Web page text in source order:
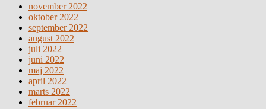
november 2022
oktober 2022
september 2022
august 2022
juli 2022
juni 2022
maj 2022
april 2022
marts 2022
februar 2022